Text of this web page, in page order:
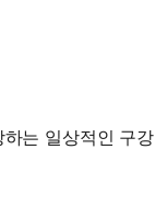
는 일상적인 구강